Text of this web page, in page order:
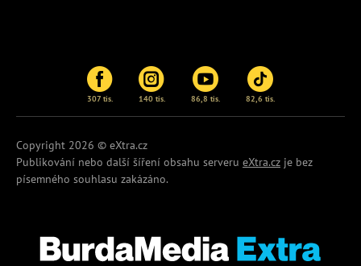
307 tis. 140 tis. 86,8 tis. 82,6 tis.
Copyright 2026 © eXtra.cz
Publikování nebo další šíření obsahu serveru eXtra.cz je bez
písemného souhlasu zakázáno.